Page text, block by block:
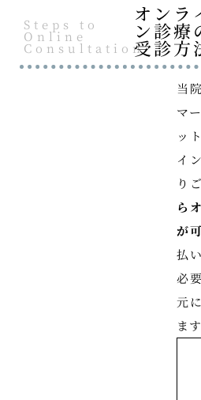
Steps to
Online
Consultation
オンラ
ン診療
受診方
当
マ
ッ
イ
り
ら
が
払
必
元
ます